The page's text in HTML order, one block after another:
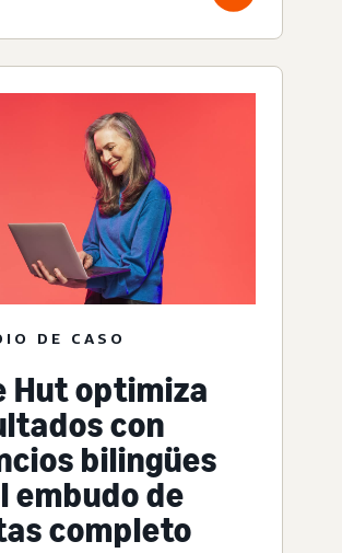
DE CASO
Hut optimiza
con
bilingües
embudo de
completo